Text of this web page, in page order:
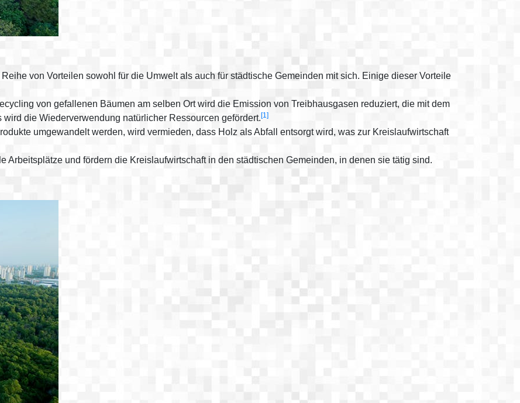
von Vorteilen sowohl für die Umwelt als auch für städtische Gemeinden mit sich. Einige dieser Vorteile
von gefallenen Bäumen am selben Ort wird die Emission von Treibhausgasen reduziert, die mit dem
die Wiederverwendung natürlicher Ressourcen gefördert.[1]
umgewandelt werden, wird vermieden, dass Holz als Abfall entsorgt wird, was zur Kreislaufwirtschaft
Arbeitsplätze und fördern die Kreislaufwirtschaft in den städtischen Gemeinden, in denen sie tätig sind.